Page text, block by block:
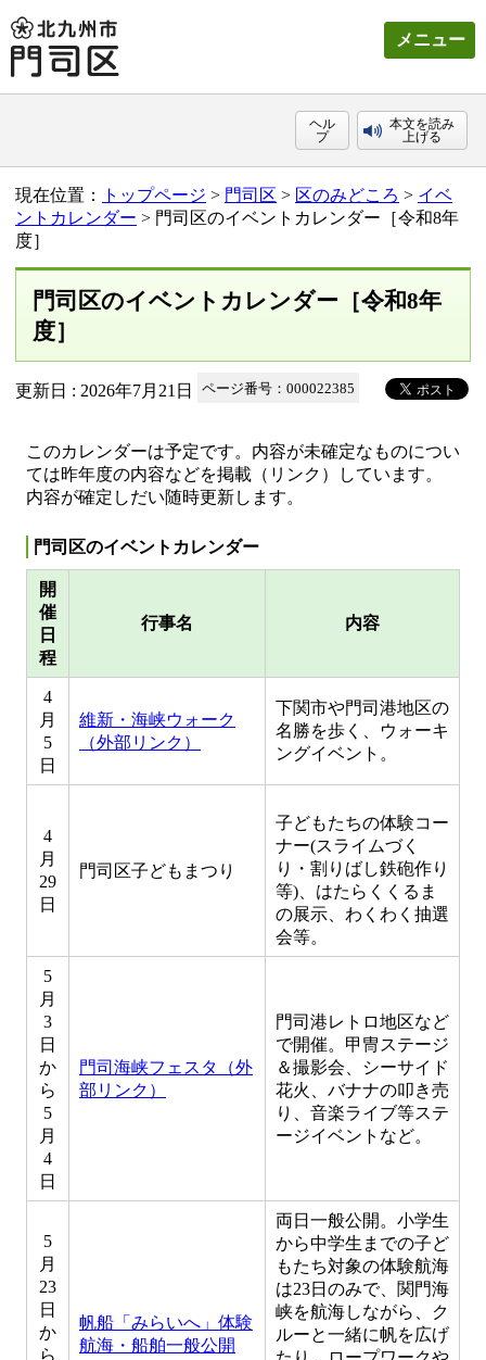
メニュー
ヘル
プ
本文を読み
上げる
現在位置： トップページ > 門司区 > 区のみどころ > イベ
ントカレンダー > 門司区のイベントカレンダー［令和8年
度］
門司区のイベントカレンダー［令和8年
度］
更新日 : 2026年7月21日 ページ番号：000022385
このカレンダーは予定です。内容が未確定なものについ
ては昨年度の内容などを掲載（リンク）しています。
内容が確定しだい随時更新します。
門司区のイベントカレンダー
開
催
日
程
行事名 内容
4
月
5
日
維新・海峡ウォーク
（外部リンク）
下関市や門司港地区の
名勝を歩く、ウォーキ
ングイベント。
4
月
29
日
門司区子どもまつり
子どもたちの体験コー
ナー(スライムづく
り・割りばし鉄砲作り
等)、はたらくくるま
の展示、わくわく抽選
会等。
5
月
3
日
か
ら
5
月
4
日
門司海峡フェスタ（外
部リンク）
門司港レトロ地区など
で開催。甲冑ステージ
＆撮影会、シーサイド
花火、バナナの叩き売
り、音楽ライブ等ステ
ージイベントなど。
5
月
23
日
か
ら
帆船「みらいへ」体験
航海・船舶一般公開
両日一般公開。小学生
から中学生までの子ど
もたち対象の体験航海
は23日のみで、関門海
峡を航海しながら、ク
ルーと一緒に帆を広げ